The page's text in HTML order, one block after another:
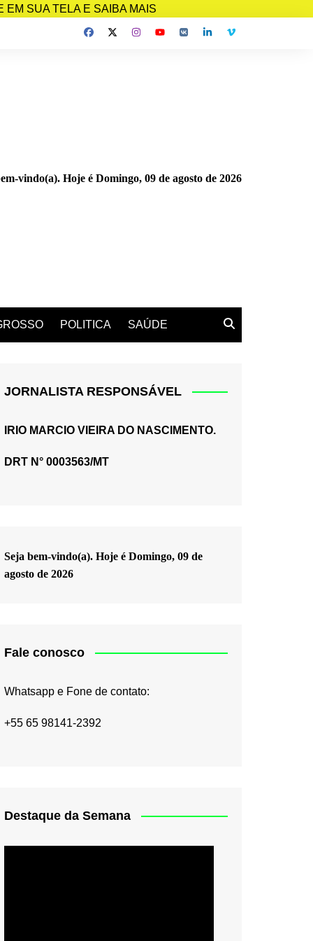
SUA TELA E SAIBA MAIS
vindo(a). Hoje é Domingo, 09 de agosto de 2026
POLITICA SAÚDE
JORNALISTA RESPONSÁVEL
IRIO MARCIO VIEIRA DO NASCIMENTO.
DRT N° 0003563/MT
Seja bem-vindo(a). Hoje é Domingo, 09 de
agosto de 2026
Fale conosco
Whatsapp e Fone de contato:
+55 65 98141-2392
Destaque da Semana